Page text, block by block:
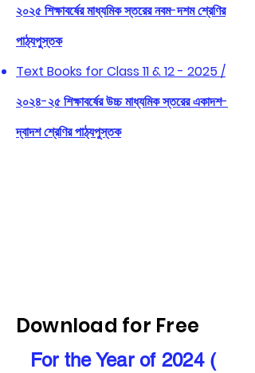
২০২৫ শিক্ষাবর্ষের মাধ্যমিক স্তরের নবম-দশম শ্রেণির
পাঠ্যপুস্তক
Text Books for Class 11 & 12 - 2025 /
২০২৪-২৫ শিক্ষাবর্ষের উচ্চ মাধ্যমিক স্তরের একাদশ-
দ্বাদশ শ্রেণির পাঠ্যপুস্তক
Download for Free
For the Year of 2024 (